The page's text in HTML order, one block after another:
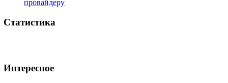
провайдеру
Статистика
Интересное